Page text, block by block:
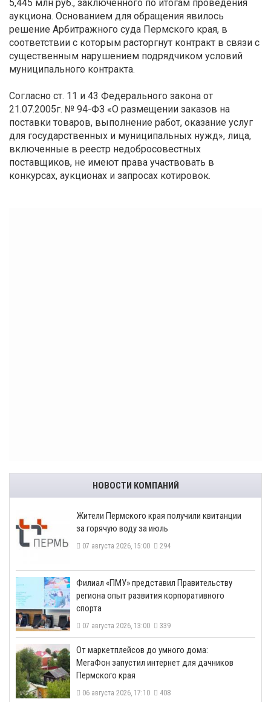
5,445 млн руб., заключенного по итогам проведения
аукциона. Основанием для обращения явилось
решение Арбитражного суда Пермского края, в
соответствии с которым расторгнут контракт в связи с
существенным нарушением подрядчиком условий
муниципального контракта.
Согласно ст. 11 и 43 Федерального закона от
21.07.2005г. № 94-ФЗ «О размещении заказов на
поставки товаров, выполнение работ, оказание услуг
для государственных и муниципальных нужд», лица,
включенные в реестр недобросовестных
поставщиков, не имеют права участвовать в
конкурсах, аукционах и запросах котировок.
НОВОСТИ КОМПАНИЙ
​Жители Пермского края получили квитанции
за горячую воду за июль
07 августа 2026, 15:00 294
​Филиал «ПМУ» представил Правительству
региона опыт развития корпоративного
спорта
07 августа 2026, 13:00 339
От маркетплейсов до умного дома:
МегаФон запустил интернет для дачников
Пермского края
06 августа 2026, 17:10 408